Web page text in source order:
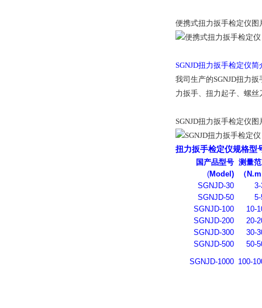
便携式扭力扳手检定仪图
SGNJD扭力扳手检定仪简
我司生产的SGNJD扭力
力扳手、扭力起子、螺
SGNJD扭力扳手检定仪图
扭力扳手检定仪规格型
国产品型号
(Model)
测量
（N.m
SGNJD-30
SGNJD-50
SGNJD-100
10-
SGNJD-200
20-
SGNJD-300
30-
SGNJD-500
50-
SGNJD-1000 100-